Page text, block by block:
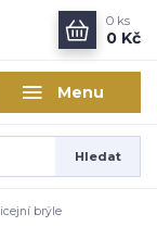
Menu
Hledat
0 ks
0 Kč
brýle